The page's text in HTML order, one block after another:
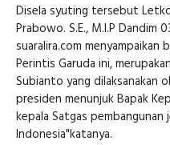
Disela syuting tersebut
Prabowo. S.E., M.I.P Dandim
suaralira.com menyampaikan
Perintis Garuda ini,
Subianto yang dilaksanakan
presiden menunjuk Bapak
kepala Satgas
Indonesia"katanya.